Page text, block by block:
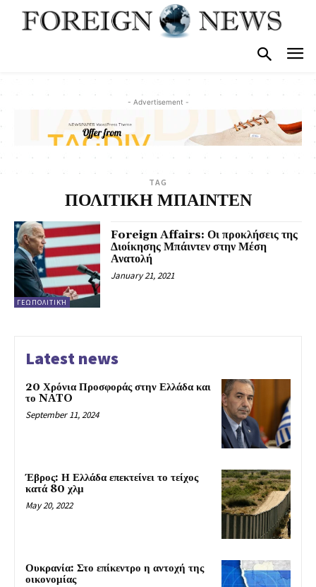
- Advertisement -
TAG
ΠΟΛΙΤΙΚΗ ΜΠΑΙΝΤΕΝ
ΓΕΩΠΟΛΙΤΙΚΉ
Foreign Affairs: Οι προκλήσεις της
Διοίκησης Μπάιντεν στην Μέση
Ανατολή
January 21, 2021
Latest news
20 Χρόνια Προσφοράς στην Ελλάδα και
το NATO
September 11, 2024
Έβρος: Η Ελλάδα επεκτείνει το τείχος
κατά 80 χλμ
May 20, 2022
Ουκρανία: Στο επίκεντρο η αντοχή της
οικονομίας